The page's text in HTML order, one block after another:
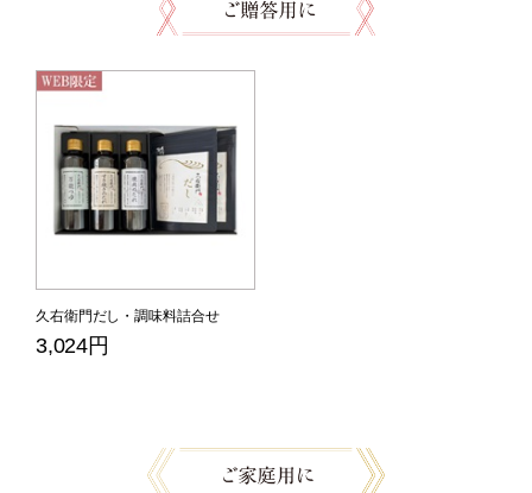
久右衛門だし・調味料詰合せ
3,024円